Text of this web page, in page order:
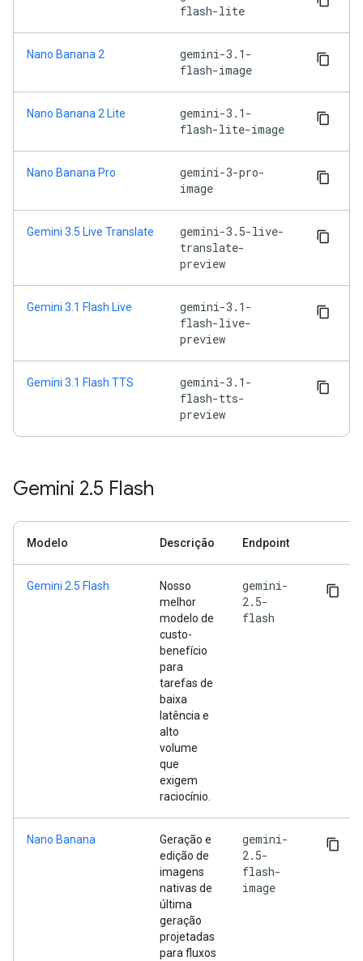
flash-lite
Nano Banana 2
gemini-3.1-
flash-image
Nano Banana 2 Lite
gemini-3.1-
flash-lite-image
Nano Banana Pro
gemini-3-pro-
image
Gemini 3.5 Live Translate
gemini-3.5-live-
translate-
preview
Gemini 3.1 Flash Live
gemini-3.1-
flash-live-
preview
Gemini 3.1 Flash TTS
gemini-3.1-
flash-tts-
preview
Gemini 2.5 Flash
Modelo Descrição Endpoint
Gemini 2.5 Flash
Nosso
melhor
modelo de
custo-
benefício
para
tarefas de
baixa
latência e
alto
volume
que
exigem
raciocínio.
gemini-
2.5-
flash
Nano Banana
Geração e
edição de
imagens
nativas de
última
geração
projetadas
para fluxos
gemini-
2.5-
flash-
image